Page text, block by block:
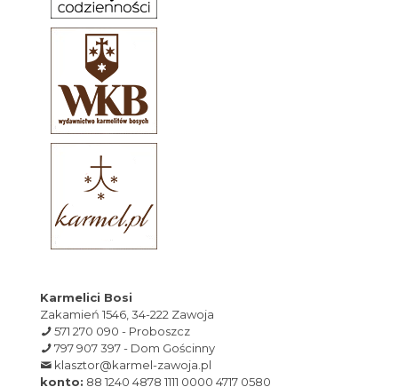
Karmelici Bosi
Zakamień 1546, 34-222 Zawoja
571 270 090 - Proboszcz
797 907 397 - Dom Gościnny
klasztor@karmel-zawoja.pl
konto: 88 1240 4878 1111 0000 4717 0580